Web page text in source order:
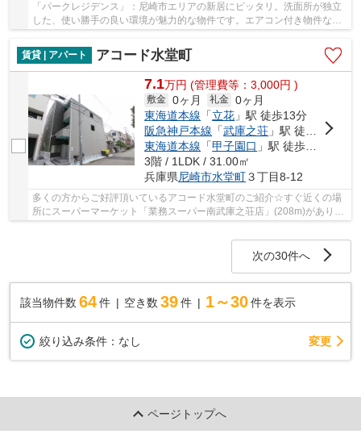
「パークレジデンス」：尼崎市エリアの新居にピッタリ。洗面所が独立
した、使い勝手の良い環境が魅力的な物件です。エアコン付き物件なの
賃貸 | アパート
アコード水堂町
7.1万円 (管理費等：3,000円 )
敷金 0ヶ月 礼金 0ヶ月
東海道本線 「立花 」駅 徒歩13分
阪急神戸本線 「武庫之荘 」駅 徒歩15分
東海道本線 「甲子園口 」駅 徒歩32分
3階 / 1LDK / 31.00㎡
兵庫県尼崎市水堂町３丁目8-12
多くの方からご好評頂いているアコード水堂町のご紹介☆すぐ近くの場
所にスーパーマーケット「業務スーパー南武庫之荘店」(208m)がありま
す☆お部屋の情報から周辺地域の情報までお任せ...
次の30件へ
該当物件数 64件 空き数 39 件 1～30 件を表示
絞り込み条件： なし 変更
ページトップへ